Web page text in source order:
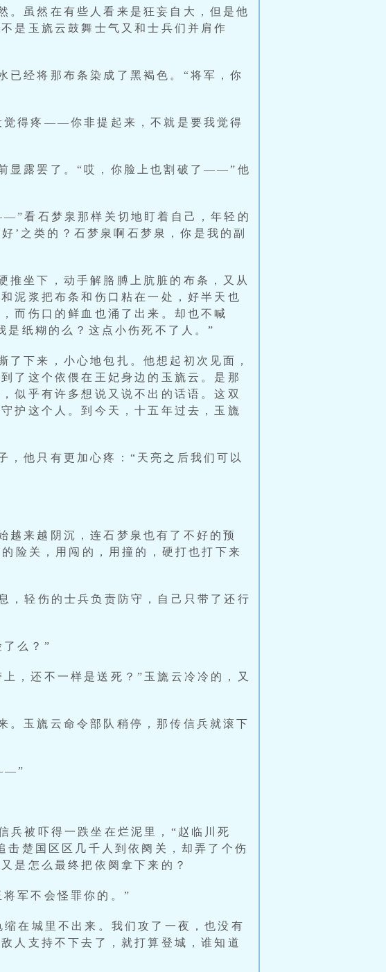
。虽然在有些人看来是狂妄自大，但是他
是玉旒云鼓舞士气又和士兵们并肩作
已经将那布条染成了黑褐色。“将军，你
觉得疼——你非提起来，不就是要我觉得
显露罢了。“哎，你脸上也割破了——”他
看石梦泉那样关切地盯着自己，年轻的
’之类的？石梦泉啊石梦泉，你是我的副
推坐下，动手解胳膊上肮脏的布条，又从
泥浆把布条和伤口粘在一处，好半天也
而伤口的鲜血也涌了出来。却也不喊
纸糊的么？这点小伤死不了人。”
下来，小心地包扎。他想起初次见面，
了这个依偎在王妃身边的玉旒云。是那
似乎有许多想说又说不出的话语。这双
护这个人。到今天，十五年过去，玉旒
，他只有更加心疼：“天亮之后我们可以
越来越阴沉，连石梦泉也有了不好的预
险关，用闯的，用撞的，硬打也打下来
，轻伤的士兵负责防守，自己只带了还行
么？”
，还不一样是送死？”玉旒云冷冷的，又
。玉旒云命令部队稍停，那传信兵就滚下
兵被吓得一跌坐在烂泥里，“赵临川死
击楚国区区几千人到依阕关，却弄了个伤
是怎么最终把依阕拿下来的？
军不会怪罪你的。”
在城里不出来。我们攻了一夜，也没有
人支持不下去了，就打算登城，谁知道